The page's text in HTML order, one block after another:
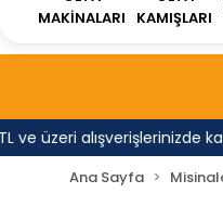
üzeri alışverişlerinizde
MAKİNALARI
KAMIŞLARI
Ana Sayfa